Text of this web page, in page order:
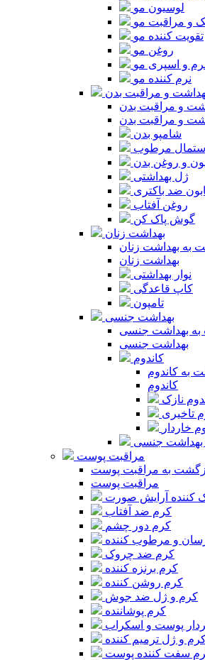
لوسیون مو
و مراقبت مو
تقویت کننده مو
روغن مو
و اسپری مو
نرم کننده مو
و مراقبت بدن
و مراقبت بدن
و مراقبت بدن
شامپو بدن
مرطوب
و روغن بدن
ژل بهداشتی
ضد باکتری
روغن آفتاب
گوش پاک کن
بهداشت زنان
به بهداشت زنان
بهداشت زنان
نوار بهداشتی
کاپ قاعدگی
تامپون
بهداشت جنسی
به بهداشت جنسی
بهداشت جنسی
کاندوم
به کاندوم
کاندوم
نازک
تاخیری
خاردار
بهداشت جنسی
مراقبت پوست
به مراقبت پوست
مراقبت پوست
کننده آرایش صورت
کرم ضد آفتاب
کرم دور چشم
و مرطوب کننده
کرم ضد چروک
کرم برنزه کننده
کرم روشن کننده
کرم و ژل ضد جوش
کرم پوشاننده
بردار پوست و اسکراب
و ژل ترمیم کننده
سفت کننده پوست